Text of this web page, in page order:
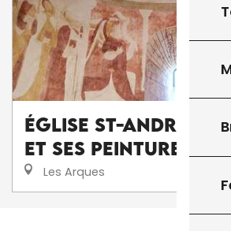
Église St-André
et ses Peintures
Les Arques